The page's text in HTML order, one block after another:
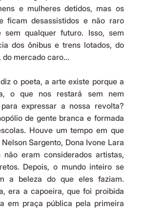
e mulheres detidos, mas os
ficam desassistidos e não raro
sem qualquer futuro. Isso, sem
dos ônibus e trens lotados, do
mercado caro...
o que nos restará sem nem
expressar a nossa revolta?
de gente branca e formada
Houve um tempo em que
Sargento, Dona Ivone Lara
eram considerados artistas,
Depois, o mundo inteiro se
a beleza do que eles faziam.
era a capoeira, que foi proibida
em praça pública pela primeira